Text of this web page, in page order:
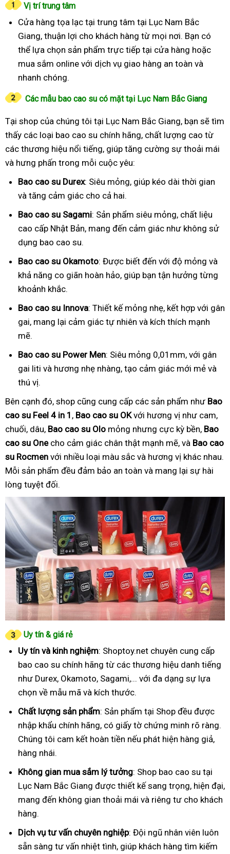
Vị trí trung tâm
Cửa hàng tọa lạc tại trung tâm tại Lục Nam Bắc
Giang, thuận lợi cho khách hàng từ mọi nơi. Bạn có
thể lựa chọn sản phẩm trực tiếp tại cửa hàng hoặc
mua sắm online với dịch vụ giao hàng an toàn và
nhanh chóng.
Các mẫu bao cao su có mặt tại Lục Nam Bắc Giang
Tại shop của chúng tôi tại Lục Nam Bắc Giang, bạn sẽ tìm
thấy các loại bao cao su chính hãng, chất lượng cao từ
các thương hiệu nổi tiếng, giúp tăng cường sự thoải mái
và hưng phấn trong mỗi cuộc yêu:
Bao cao su Durex: Siêu mỏng, giúp kéo dài thời gian
và tăng cảm giác cho cả hai.
Bao cao su Sagami: Sản phẩm siêu mỏng, chất liệu
cao cấp Nhật Bản, mang đến cảm giác như không sử
dụng bao cao su.
Bao cao su Okamoto: Được biết đến với độ mỏng và
khả năng co giãn hoàn hảo, giúp bạn tận hưởng từng
khoảnh khắc.
Bao cao su Innova: Thiết kế mỏng nhẹ, kết hợp với gân
gai, mang lại cảm giác tự nhiên và kích thích mạnh
mẽ.
Bao cao su Power Men: Siêu mỏng 0,01mm, với gân
gai liti và hương nhẹ nhàng, tạo cảm giác mới mẻ và
thú vị.
Bên cạnh đó, shop cũng cung cấp các sản phẩm như Bao
cao su Feel 4 in 1 , Bao cao su OKvới hương vị như cam,
chuối, dâu, Bao cao su Olo mỏng nhưng cực kỳ bền, Bao
cao su Onecho cảm giác chân thật mạnh mẽ, và Bao cao
su Rocmen với nhiều loại màu sắc và hương vị khác nhau.
Mỗi sản phẩm đều đảm bảo an toàn và mang lại sự hài
lòng tuyệt đối.
Uy tín & giá rẻ
Uy tín và kinh nghiệm: Shoptoy.net chuyên cung cấp
bao cao su chính hãng từ các thương hiệu danh tiếng
như Durex, Okamoto, Sagami,... với đa dạng sự lựa
chọn về mẫu mã và kích thước.
Chất lượng sản phẩm: Sản phẩm tại Shop đều được
nhập khẩu chính hãng, có giấy tờ chứng minh rõ ràng.
Chúng tôi cam kết hoàn tiền nếu phát hiện hàng giả,
hàng nhái.
Không gian mua sắm lý tưởng: Shop bao cao su tại
Lục Nam Bắc Giang được thiết kế sang trọng, hiện đại,
mang đến không gian thoải mái và riêng tư cho khách
hàng.
Dịch vụ tư vấn chuyên nghiệp: Đội ngũ nhân viên luôn
sẵn sàng tư vấn nhiệt tình, giúp khách hàng tìm kiếm